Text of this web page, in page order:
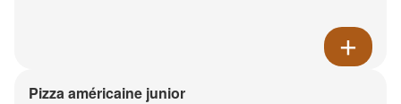
Pizza américaine junior